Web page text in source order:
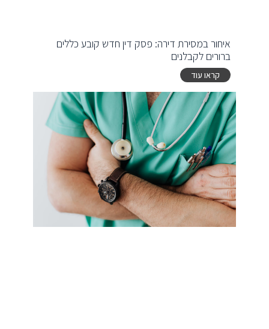
איחור במסירת דירה: פסק דין חדש קובע כללים
ברורים לקבלנים
קראו עוד